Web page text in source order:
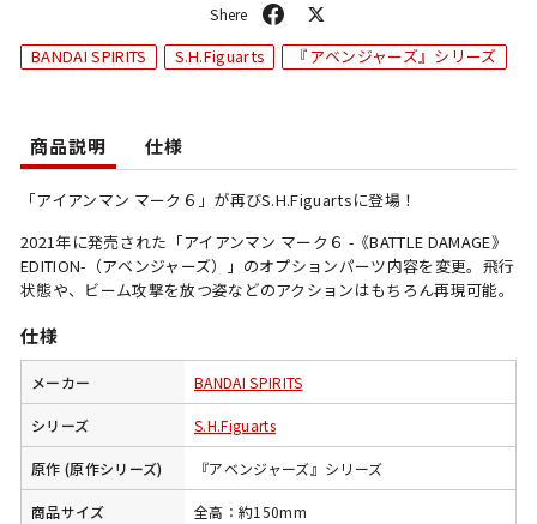
シ
ト
BANDAI SPIRITS S.H.Figuarts 『アベンジャーズ』シリーズ
商品説明 仕様
「アイアンマン マーク６」が再びS.H.Figuartsに登場！
2021年に発売された「アイアンマン マーク６ -《BATTLE DAMAGE》
EDITION-（アベンジャーズ）」のオプションパーツ内容を変更。飛行
状態や、ビーム攻撃を放つ姿などのアクションはもちろん再現可能。
仕様
メーカー BANDAI SPIRITS
シリーズ S.H.Figuarts
原作 (原作シリーズ) 『アベンジャーズ』シリーズ
商品サイズ 全高：約150mm